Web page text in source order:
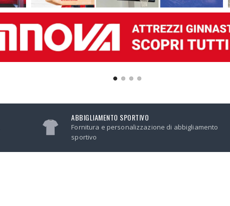
ABBIGLIAMENTO SPORTIVO
Fornitura e personalizzazione di abbigliamento
sportivo